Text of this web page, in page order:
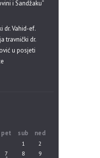
i Sandžaku”
dr. Vahid-ef.
travnički dr.
u posjeti
pet sub ned
1
2
7 8
9